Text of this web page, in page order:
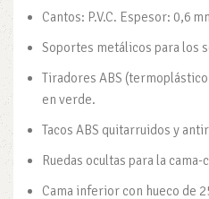
Cantos: P.V.C. Espesor: 0,6
Soportes metálicos para los
Tiradores ABS
en verde.
Tacos ABS quitarruidos y
Ruedas ocultas para la
Cama inferior con hueco de